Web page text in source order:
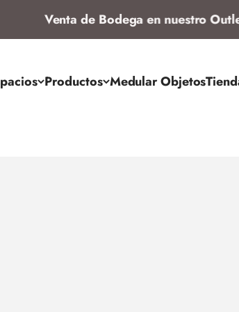
Venta de Bodega en nuestro Outlet
Productos Medular Objetos